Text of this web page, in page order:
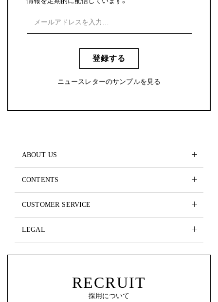
登録する
ニュースレターのサンプルを見る
ABOUT US
CONTENTS
CUSTOMER SERVICE
LEGAL
RECRUIT
採用について